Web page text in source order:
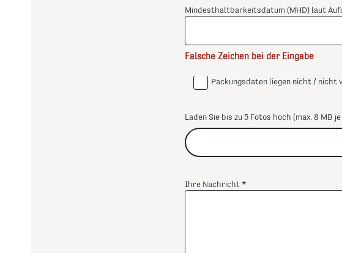
Mindesthaltbarkeitsdatum (MHD) laut
Falsche Zeichen bei der Eingabe
Packungsdaten liegen nicht / nicht
Laden Sie bis zu 5 Fotos hoch (max. 8 MB
Ihre Nachricht